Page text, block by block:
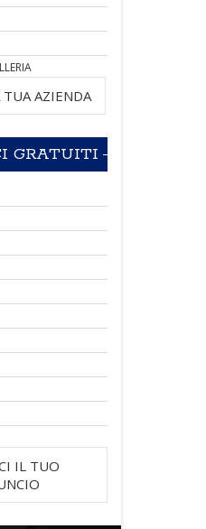
TUA AZIENDA
GRATUITI
IL TUO